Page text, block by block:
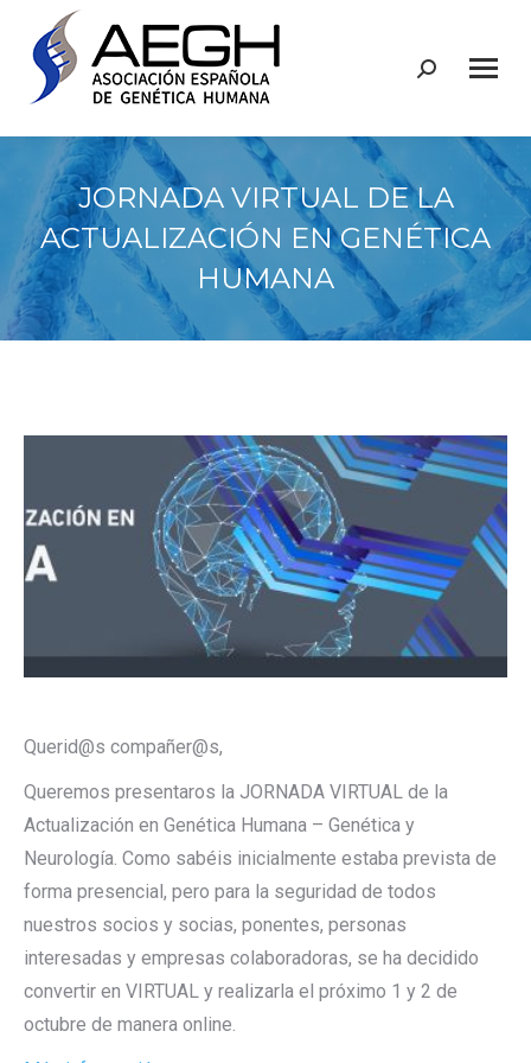
Buscar:
JORNADA VIRTUAL DE LA
ACTUALIZACIÓN EN GENÉTICA
HUMANA
Querid@s compañer@s,
Queremos presentaros la JORNADA VIRTUAL de la
Actualización en Genética Humana – Genética y
Neurología. Como sabéis inicialmente estaba prevista de
forma presencial, pero para la seguridad de todos
nuestros socios y socias, ponentes, personas
interesadas y empresas colaboradoras, se ha decidido
convertir en VIRTUAL y realizarla el próximo 1 y 2 de
octubre de manera online.